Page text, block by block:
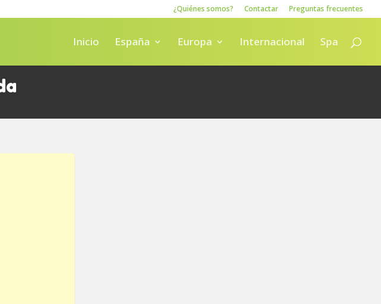
¿Quiénes somos? Contactar Preguntas frecuentes
Inicio España Europa Internacional Spa